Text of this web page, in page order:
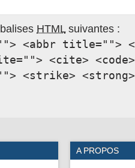
HTMLsuivantes :
<abbr title="">
<cite>
<strike> <strong>
A PROPOS